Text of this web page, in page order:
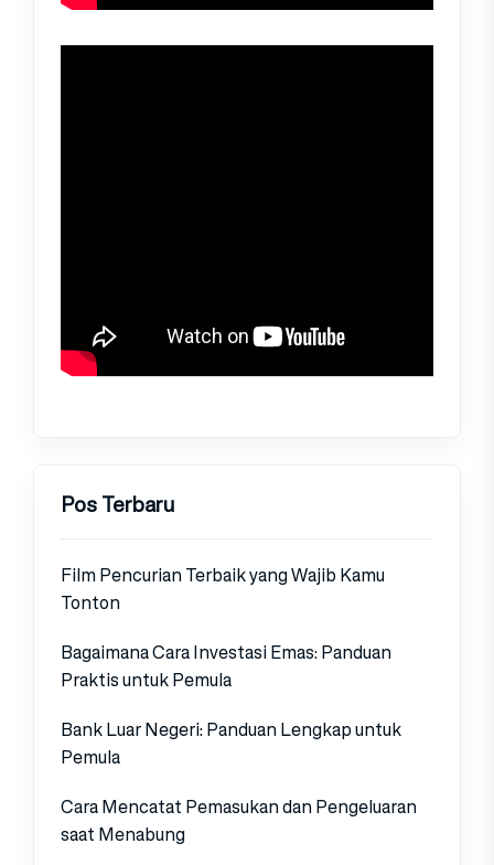
Pos Terbaru
Film Pencurian Terbaik yang Wajib Kamu
Tonton
Bagaimana Cara Investasi Emas: Panduan
Praktis untuk Pemula
Bank Luar Negeri: Panduan Lengkap untuk
Pemula
Cara Mencatat Pemasukan dan Pengeluaran
saat Menabung